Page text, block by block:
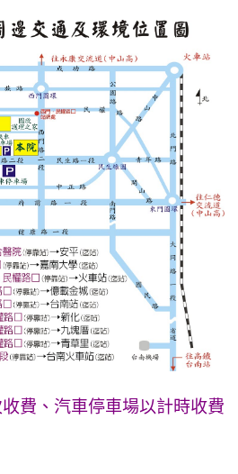
費、汽車停車場以計時收費